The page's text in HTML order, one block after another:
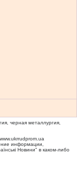
черная металлургия,
www.ukrrudprom.ua
информации,
Новини" в каком-либо